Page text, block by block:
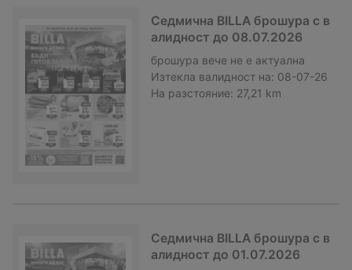
Седмична BILLA брошура с в
алидност до 08.07.2026
брошура вече не е актуална
Изтекла валидност на: 08-07-26
На разстояние: 27,21 km
Седмична BILLA брошура с в
алидност до 01.07.2026